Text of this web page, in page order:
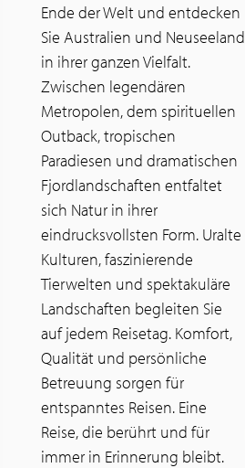
Ende der Welt und entdecken
Sie Australien und Neuseeland
in ihrer ganzen Vielfalt.
Zwischen legendären
Metropolen, dem spirituellen
Outback, tropischen
Paradiesen und dramatischen
Fjordlandschaften entfaltet
sich Natur in ihrer
eindrucksvollsten Form. Uralte
Kulturen, faszinierende
Tierwelten und spektakuläre
Landschaften begleiten Sie
auf jedem Reisetag. Komfort,
Qualität und persönliche
Betreuung sorgen für
entspanntes Reisen. Eine
Reise, die berührt und für
immer in Erinnerung bleibt.